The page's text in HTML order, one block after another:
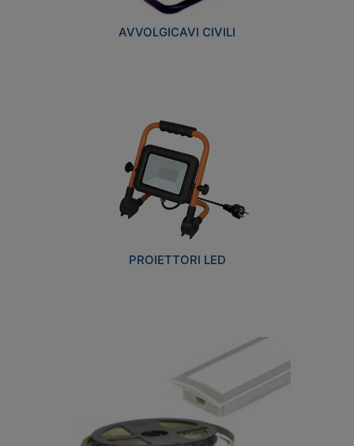
AVVOLGICAVI CIVILI
PROIETTORI LED